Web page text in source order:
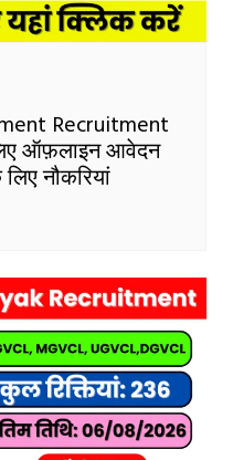
Recruitment
ऑफ़लाइन आवेदन
नौकरियां